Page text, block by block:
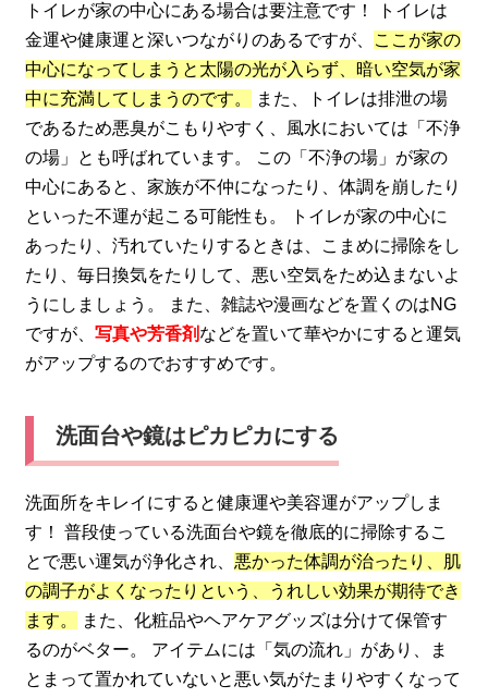
トイレが家の中心にある場合は要注意です！ トイレは
金運や健康運と深いつながりのあるですが、 ここが家の
中心になってしまうと太陽の光が入らず、暗い空気が家
中に充満してしまうのです。
また、トイレは排泄の場
であるため悪臭がこもりやすく、風水においては「不浄
の場」とも呼ばれています。 この「不浄の場」が家の
中心にあると、家族が不仲になったり、体調を崩したり
といった不運が起こる可能性も。 トイレが家の中心に
あったり、汚れていたりするときは、こまめに掃除をし
たり、毎日換気をたりして、悪い空気をため込まないよ
うにしましょう。 また、雑誌や漫画などを置くのはNG
ですが、写真や芳香剤 などを置いて華やかにすると運気
がアップするのでおすすめです。
洗面台や鏡はピカピカにする
洗面所をキレイにすると健康運や美容運がアップしま
す！ 普段使っている洗面台や鏡を徹底的に掃除するこ
とで悪い運気が浄化され、 悪かった体調が治ったり、肌
の調子がよくなったりという、うれしい効果が期待でき
ます。
また、化粧品やヘアケアグッズは分けて保管す
るのがベター。 アイテムには「気の流れ」があり、ま
とまって置かれていないと悪い気がたまりやすくなって